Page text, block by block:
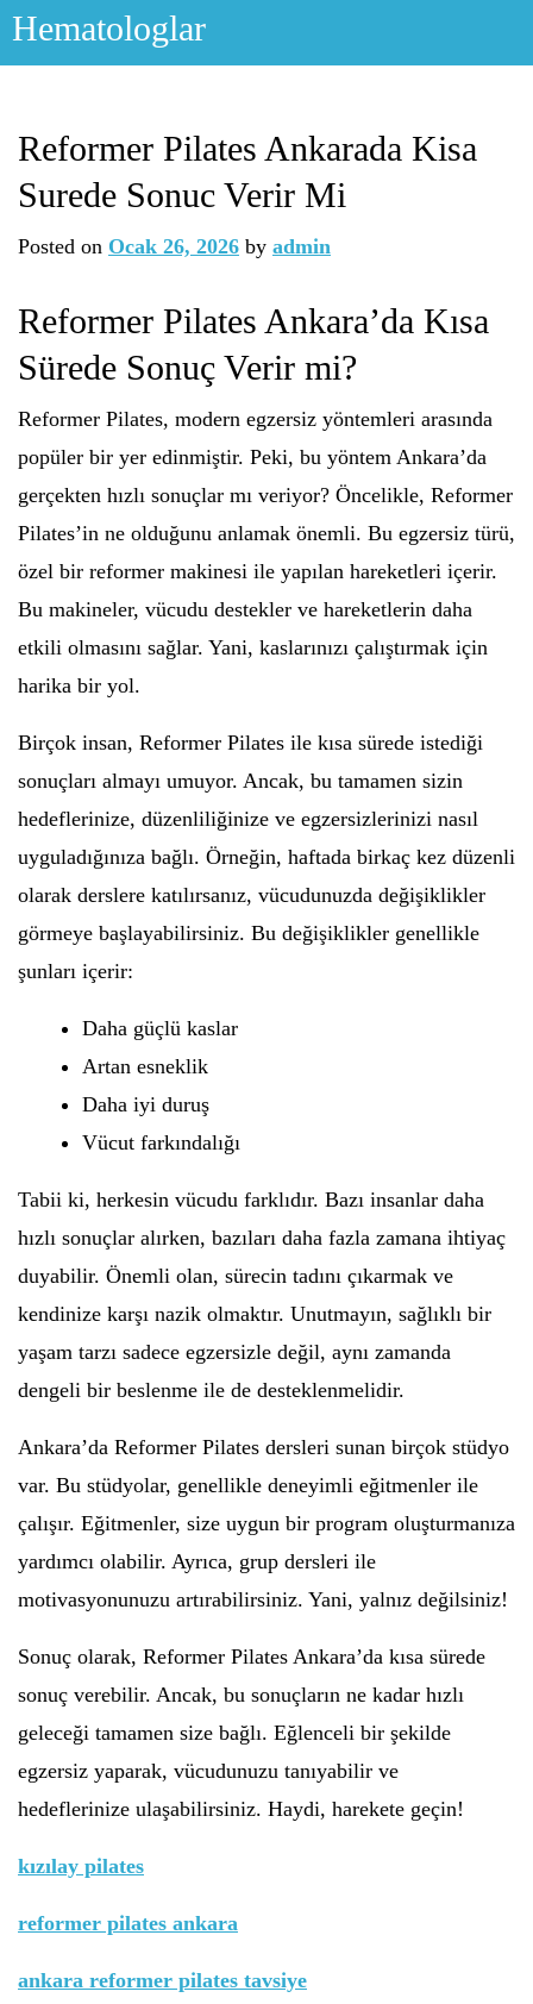
Skip
Hematologlar
Reformer Pilates Ankarada Kisa
Surede Sonuc Verir Mi
Posted on Ocak 26, 2026 by admin
Reformer Pilates Ankara’da Kısa
Sürede Sonuç Verir mi?
Reformer Pilates, modern egzersiz yöntemleri arasında
popüler bir yer edinmiştir. Peki, bu yöntem Ankara’da
gerçekten hızlı sonuçlar mı veriyor? Öncelikle, Reformer
Pilates’in ne olduğunu anlamak önemli. Bu egzersiz türü,
özel bir reformer makinesi ile yapılan hareketleri içerir.
Bu makineler, vücudu destekler ve hareketlerin daha
etkili olmasını sağlar. Yani, kaslarınızı çalıştırmak için
harika bir yol.
Birçok insan, Reformer Pilates ile kısa sürede istediği
sonuçları almayı umuyor. Ancak, bu tamamen sizin
hedeflerinize, düzenliliğinize ve egzersizlerinizi nasıl
uyguladığınıza bağlı. Örneğin, haftada birkaç kez düzenli
olarak derslere katılırsanız, vücudunuzda değişiklikler
görmeye başlayabilirsiniz. Bu değişiklikler genellikle
şunları içerir:
Daha güçlü kaslar
Artan esneklik
Daha iyi duruş
Vücut farkındalığı
Tabii ki, herkesin vücudu farklıdır. Bazı insanlar daha
hızlı sonuçlar alırken, bazıları daha fazla zamana ihtiyaç
duyabilir. Önemli olan, sürecin tadını çıkarmak ve
kendinize karşı nazik olmaktır. Unutmayın, sağlıklı bir
yaşam tarzı sadece egzersizle değil, aynı zamanda
dengeli bir beslenme ile de desteklenmelidir.
Ankara’da Reformer Pilates dersleri sunan birçok stüdyo
var. Bu stüdyolar, genellikle deneyimli eğitmenler ile
çalışır. Eğitmenler, size uygun bir program oluşturmanıza
yardımcı olabilir. Ayrıca, grup dersleri ile
motivasyonunuzu artırabilirsiniz. Yani, yalnız değilsiniz!
Sonuç olarak, Reformer Pilates Ankara’da kısa sürede
sonuç verebilir. Ancak, bu sonuçların ne kadar hızlı
geleceği tamamen size bağlı. Eğlenceli bir şekilde
egzersiz yaparak, vücudunuzu tanıyabilir ve
hedeflerinize ulaşabilirsiniz. Haydi, harekete geçin!
kızılay pilates
reformer pilates ankara
ankara reformer pilates tavsiye